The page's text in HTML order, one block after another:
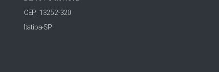
CEP: 13252-320
Itatiba-SP